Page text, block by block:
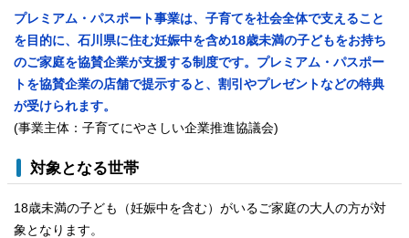
プレミアム・パスポート事業は、子育てを社会全体で支えること
を目的に、石川県に住む妊娠中を含め18歳未満の子どもをお持ち
のご家庭を協賛企業が支援する制度です。プレミアム・パスポー
トを協賛企業の店舗で提示すると、割引やプレゼントなどの特典
が受けられます。
(事業主体：子育てにやさしい企業推進協議会)
対象となる世帯
18歳未満の子ども（妊娠中を含む）がいるご家庭の大人の方が対
象となります。